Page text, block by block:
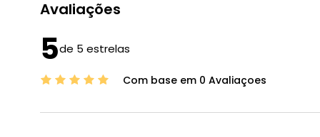
Avaliações
5de 5 estrelas
Com base em 0 Avaliaçoes